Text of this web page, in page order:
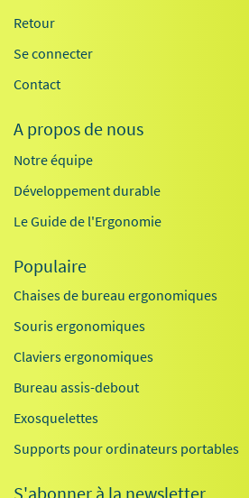
Retour
Se connecter
Contact
A propos de nous
Notre équipe
Développement durable
Le Guide de l'Ergonomie
Populaire
Chaises de bureau ergonomiques
Souris ergonomiques
Claviers ergonomiques
Bureau assis-debout
Exosquelettes
Supports pour ordinateurs portables
S'abonner à la newsletter